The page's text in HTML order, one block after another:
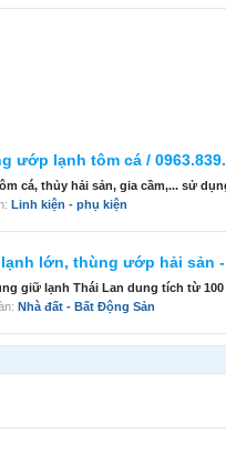
lạnh tôm cá /
cá, thủy hải sản, gia cầm,... sử
Linh kiện - phụ kiện
lớn, thùng ướp hải sản -
giữ lạnh Thái Lan dung tích từ
Nhà đất - Bất Động Sản